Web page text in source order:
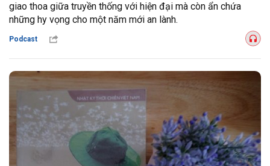
giao thoa giữa truyền thống với hiện đại mà còn ẩn chứa
những hy vọng cho một năm mới an lành.
Podcast